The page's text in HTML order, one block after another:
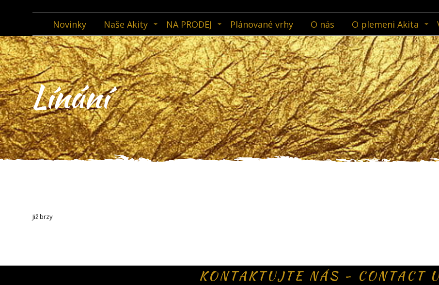
Novinky Naše Akity NA PRODEJ Plánované vrhy O nás O plemeni Akita
Línání
Již brzy
KONTAKTUJTE NÁS - CONTACT